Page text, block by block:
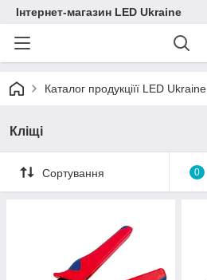
Інтернет-магазин LED Ukraine
Каталог продукціїї LED Ukraine
Кліщі
Сортування 0